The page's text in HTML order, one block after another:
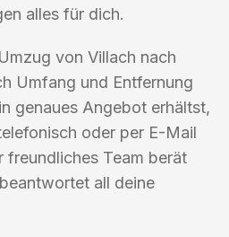
alles für dich.
von Villach nach
Umfang und Entfernung
genaues Angebot erhältst,
oder per E-Mail
freundliches Team berät
all deine